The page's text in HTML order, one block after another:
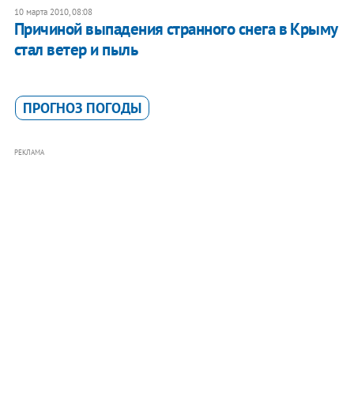
10 марта 2010, 08:08
Причиной выпадения странного снега в Крыму
стал ветер и пыль
ПРОГНОЗ ПОГОДЫ
РЕКЛАМА